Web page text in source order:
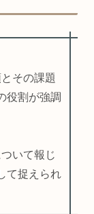
その課題
役割が強調
いて報じ
て捉えられ